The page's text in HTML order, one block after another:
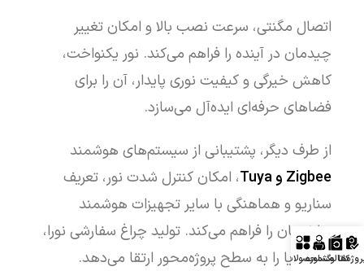
اتصال مگنتی، سرعت نصب بالا و امکان تغییر
چیدمان در آینده را فراهم می‌کند. نور یکنواخت،
کاهش خیرگی و کیفیت نوری پایدار، آن را برای
فضاهای حرفه‌ای ایده‌آل می‌سازد.
از طرف دیگر، پشتیبانی از سیستم‌های هوشمند
Zigbee و Tuya
، امکان کنترل شدت نور، تعریف
سناریو و هماهنگی با سایر تجهیزات هوشمند
ساختمان را فراهم می‌کند. تولید چراغ سفارشی نورا،
این مزایا را به سطح پروژه‌محور ارتقا می‌دهد.کاتالوگمشاوره
محصولات